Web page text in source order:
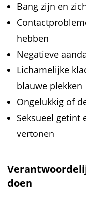
Bang zijn en
hebben
Negatieve
Lichamelijke
blauwe plekken
Ongelukkig of
Seksueel getint
vertonen
doen